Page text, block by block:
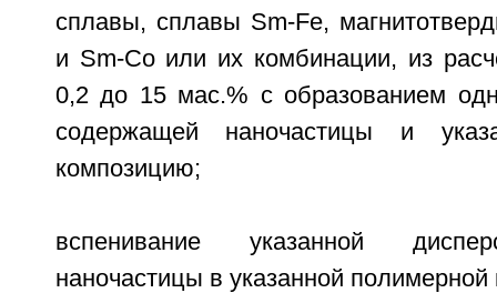
сплавы, сплавы Sm-Fe,
и Sm-Co или их комбинации, из
0,2 до 15 мас.% с образованием
содержащей наночастицы и
композицию;
вспенивание указанной
наночастицы в указанной полимерной